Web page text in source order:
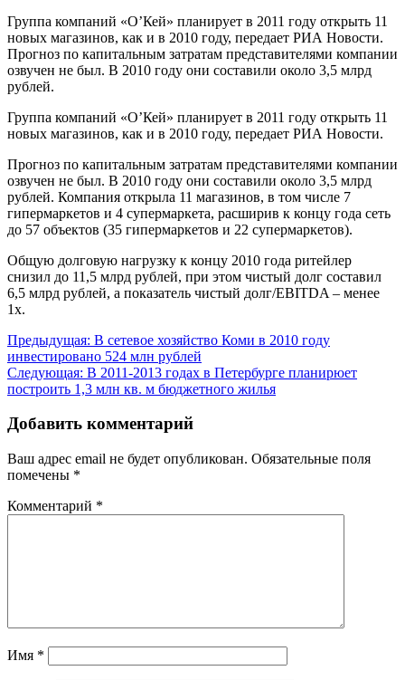
Группа компаний «О’Кей» планирует в 2011 году открыть 11
новых магазинов, как и в 2010 году, передает РИА Новости.
Прогноз по капитальным затратам представителями компании
озвучен не был. В 2010 году они составили около 3,5 млрд
рублей.
Группа компаний «О’Кей» планирует в 2011 году открыть 11
новых магазинов, как и в 2010 году, передает РИА Новости.
Прогноз по капитальным затратам представителями компании
озвучен не был. В 2010 году они составили около 3,5 млрд
рублей. Компания открыла 11 магазинов, в том числе 7
гипермаркетов и 4 супермаркета, расширив к концу года сеть
до 57 объектов (35 гипермаркетов и 22 супермаркетов).
Общую долговую нагрузку к концу 2010 года ритейлер
снизил до 11,5 млрд рублей, при этом чистый долг составил
6,5 млрд рублей, а показатель чистый долг/EBITDA – менее
1х.
Навигация
по
записям
Предыдущая: В сетевое хозяйство Коми в 2010 году
инвестировано 524 млн рублей
Следующая: В 2011-2013 годах в Петербурге планирюет
построить 1,3 млн кв. м бюджетного жилья
Добавить комментарий
Ваш адрес email не будет опубликован. Обязательные поля
помечены *
Комментарий *
Имя *